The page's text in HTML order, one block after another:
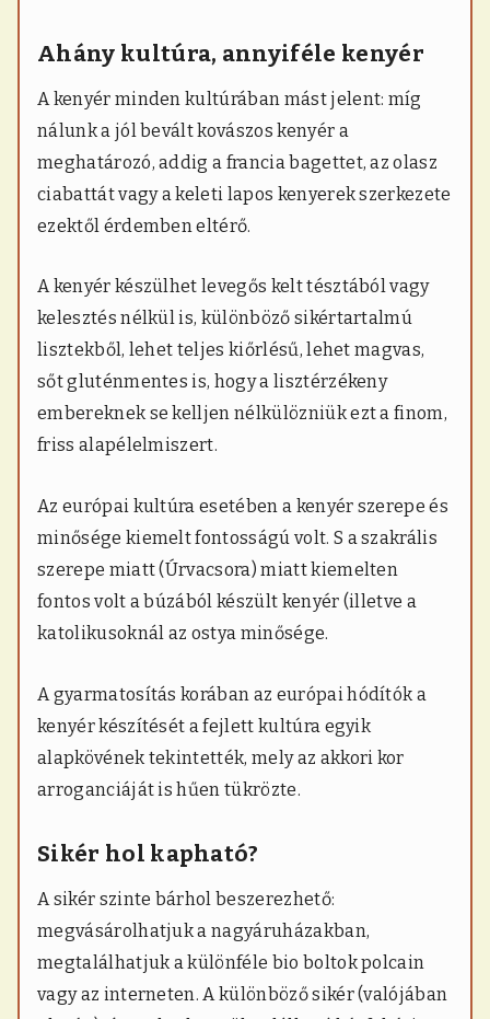
Ahány kultúra, annyiféle kenyér
A kenyér minden kultúrában mást jelent: míg
nálunk a jól bevált kovászos kenyér a
meghatározó, addig a francia bagettet, az olasz
ciabattát vagy a keleti lapos kenyerek szerkezete
ezektől érdemben eltérő.
A kenyér készülhet levegős kelt tésztából vagy
kelesztés nélkül is, különböző sikértartalmú
lisztekből, lehet teljes kiőrlésű, lehet magvas,
sőt gluténmentes is, hogy a lisztérzékeny
embereknek se kelljen nélkülözniük ezt a finom,
friss alapélelmiszert.
Az európai kultúra esetében a kenyér szerepe és
minősége kiemelt fontosságú volt. S a szakrális
szerepe miatt (Úrvacsora) miatt kiemelten
fontos volt a búzából készült kenyér (illetve a
katolikusoknál az ostya minősége.
A gyarmatosítás korában az európai hódítók a
kenyér készítését a fejlett kultúra egyik
alapkövének tekintették, mely az akkori kor
arroganciáját is hűen tükrözte.
Sikér hol kapható?
A sikér szinte bárhol beszerezhető:
megvásárolhatjuk a nagyáruházakban,
megtalálhatjuk a különféle bio boltok polcain
vagy az interneten. A különböző sikér (valójában